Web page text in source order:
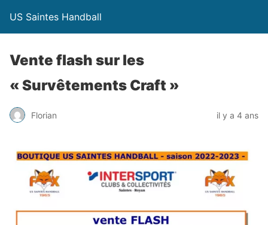
US Saintes Handball
Vente flash sur les
« Survêtements Craft »
Florian il y a 4 ans